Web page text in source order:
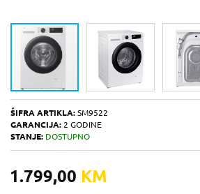
ŠIFRA ARTIKLA: SM9522
GARANCIJA: 2 GODINE
STANJE: DOSTUPNO
1.799,00 KM